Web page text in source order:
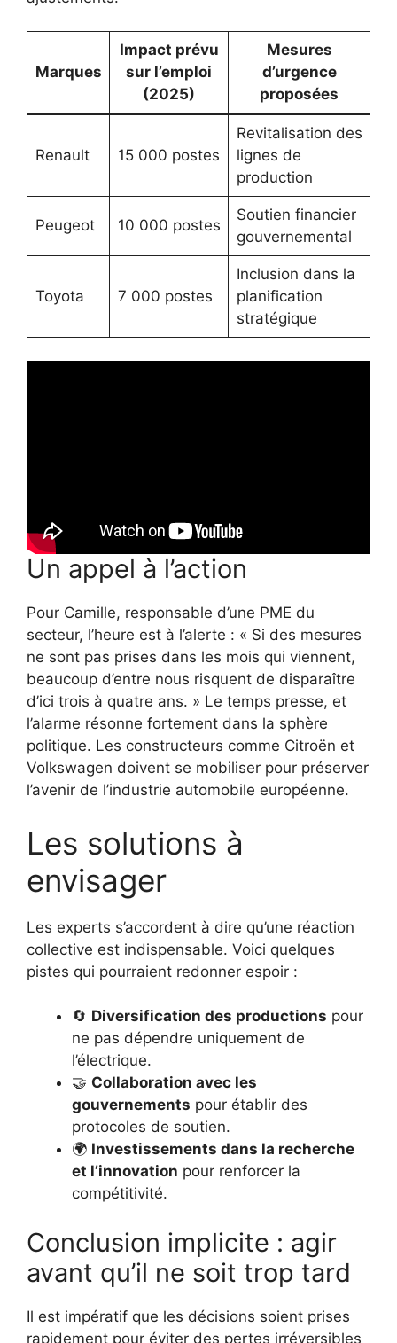
Marques
Impact prévu
sur l’emploi
(2025)
Mesures
d’urgence
proposées
Renault 15 000 postes
Revitalisation des
lignes de
production
Peugeot 10 000 postes
Soutien financier
gouvernemental
Toyota 7 000 postes
Inclusion dans la
planification
stratégique
Un appel à l’action
Pour Camille, responsable d’une PME du
secteur, l’heure est à l’alerte : « Si des mesures
ne sont pas prises dans les mois qui viennent,
beaucoup d’entre nous risquent de disparaître
d’ici trois à quatre ans. » Le temps presse, et
l’alarme résonne fortement dans la sphère
politique. Les constructeurs comme Citroën et
Volkswagen doivent se mobiliser pour préserver
l’avenir de l’industrie automobile européenne.
Les solutions à
envisager
Les experts s’accordent à dire qu’une réaction
collective est indispensable. Voici quelques
pistes qui pourraient redonner espoir :
🔄 Diversification des productions pour
ne pas dépendre uniquement de
l’électrique.
🤝 Collaboration avec les
gouvernements pour établir des
protocoles de soutien.
🌍 Investissements dans la recherche
et l’innovation pour renforcer la
compétitivité.
Conclusion implicite : agir
avant qu’il ne soit trop tard
Il est impératif que les décisions soient prises
rapidement pour éviter des pertes irréversibles